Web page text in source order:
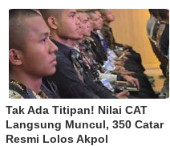
Tak Ada Titipan! Nilai CAT
Langsung Muncul, 350 Catar
Resmi Lolos Akpol